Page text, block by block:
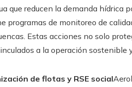
que reducen la demanda hídrica
programas de monitoreo de
Estas acciones no solo
a la operación
de flotas y RSE social